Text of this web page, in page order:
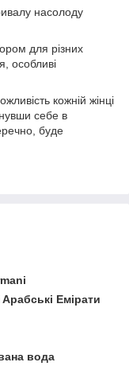
насолоду
для різних
особливі
кожній жінці
себе в
буде
Емірати
вода